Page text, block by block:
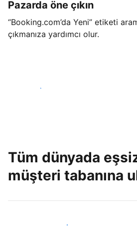
Pazarda öne çıkın
“Booking.com’da Yeni” etiketi
çıkmanıza yardımcı olur.
Hemen başla
Tüm dünyada
müşteri tabanına
Hemen yeni konuklara ulaş